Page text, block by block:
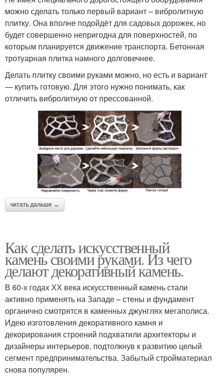
можно сделать только первый вариант – вибролитную
плитку. Она вполне подойдёт для садовых дорожек, но
будет совершенно непригодна для поверхностей, по
которым планируется движение транспорта. Бетонная
тротуарная плитка намного долговечнее.
Делать плитку своими руками можно, но есть и вариант
— купить готовую. Для этого нужно понимать, как
отличить вибролитную от прессованной.
читать дальше →
Как сделать искусственный
камень своими руками. Из чего
делают декоративный камень.
В 60-х годах ХХ века искусственный камень стали
активно применять на Западе – стены и фундамент
органично смотрятся в каменных джунглях мегаполиса.
Идею изготовления декоративного камня и
декорирования строений подхватили архитекторы и
дизайнеры интерьеров, подтолкнув к развитию целый
сегмент предпринимательства. Забытый стройматериал
снова популярен.